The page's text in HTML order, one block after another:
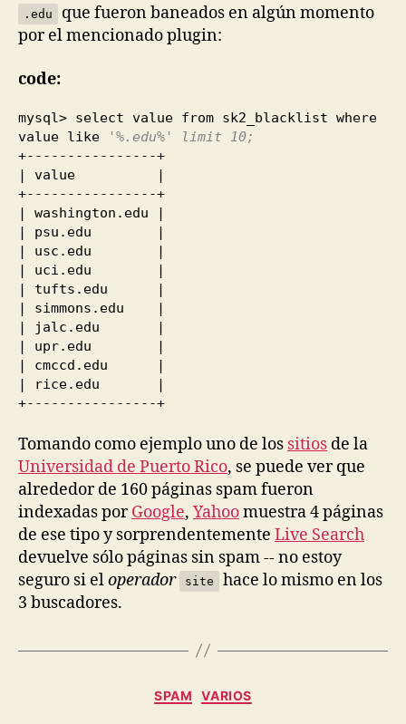
.edu
que fueron baneados en algún momento
por el mencionado plugin:
code:
mysql> select value from sk2_blacklist where
value like
'%.edu%' limit 10;
+----------------+
| value |
+----------------+
| washington.edu |
| psu.edu |
| usc.edu |
| uci.edu |
| tufts.edu |
| simmons.edu |
| jalc.edu |
| upr.edu |
| cmccd.edu |
| rice.edu |
+----------------+
Tomando como ejemplo uno de los sitios de la
Universidad de Puerto Rico, se puede ver que
alrededor de 160 páginas spam fueron
indexadas porGoogle, Yahoomuestra 4 páginas
de ese tipo y sorprendentemente Live Search
devuelve sólo páginas sin spam -- no estoy
seguro si eloperador site
hace lo mismo en los
3 buscadores.
Categories
SPAM VARIOS